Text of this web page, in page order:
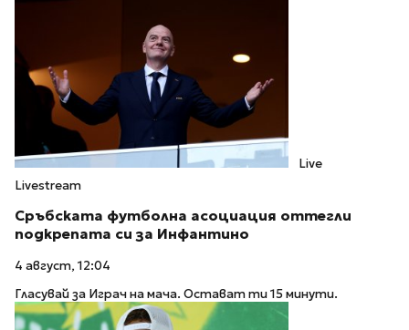
Live
Livestream
Сръбската футболна асоциация оттегли
подкрепата си за Инфантино
4 август, 12:04
Гласувай за Играч на мача. Остават ти 15 минути.